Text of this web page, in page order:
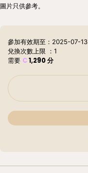
參加有效期至：2025-07-13
兌換次數上限
：1
需要 C1,290分
圖片只供參考。